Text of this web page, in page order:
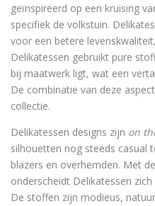
geïnspireerd op een kruising
specifiek de volkstuin.
voor een betere
Delikatessen gebruikt pure
bij maatwerk ligt, wat een
De combinatie van deze
collectie.
Delikatessen designs zijn on
silhouetten nog steeds casual
blazers en overhemden. Met
onderscheidt Delikatessen
De stoffen zijn modieus,